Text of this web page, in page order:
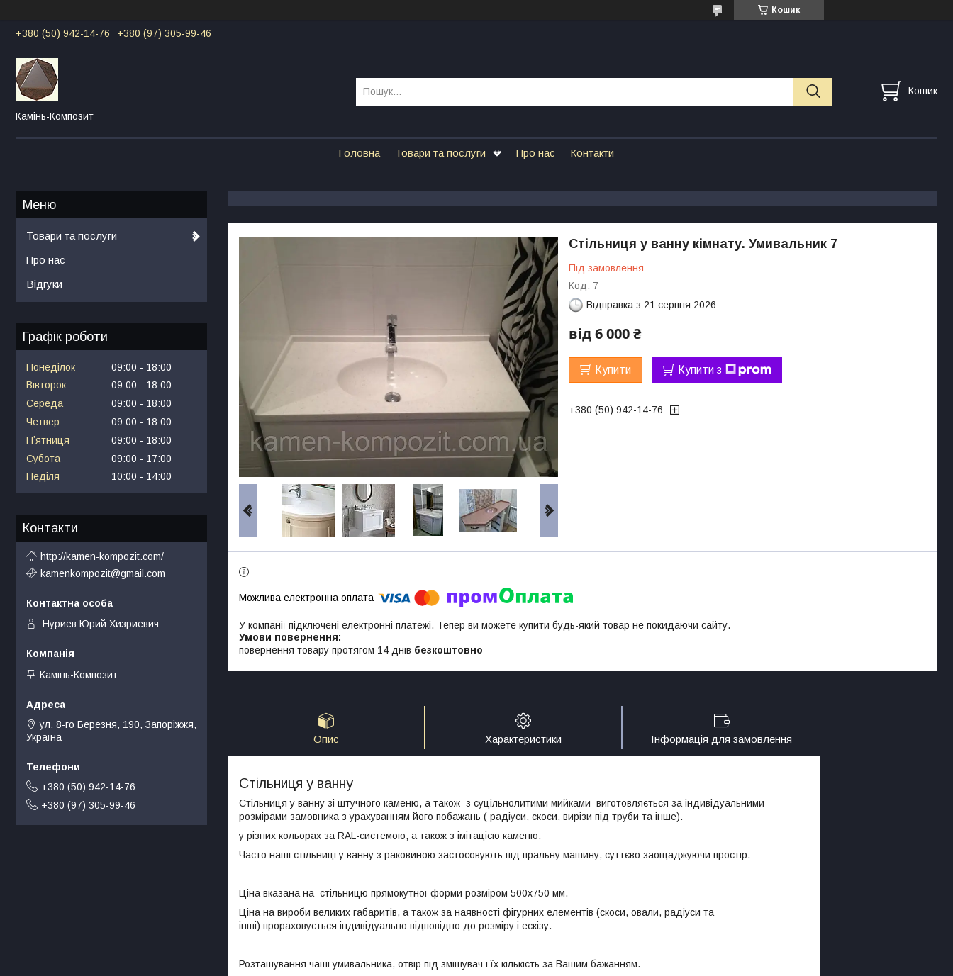
Кошик
+380 (50) 942-14-76 +380 (97) 305-99-46
Камінь-Композит
Кошик
Головна Товари та послуги Про нас Контакти
Стільниця у ванну кімнату. Умивальник 7
Під замовлення
Код: 7
Відправка з 21 серпня 2026
від6 000 ₴
Купити Купити з
+380 (50) 942-14-76
У компанії підключені електронні платежі. Тепер ви можете купити будь-який товар не покидаючи сайту.
повернення товару протягом 14 днів безкоштовно
Опис Характеристики Інформація для замовлення
Стільниця у ванну
Стільниця у ванну зі штучного каменю, а також з суцільнолитими мийками виготовляється за індивідуальними
розмірами замовника з урахуванням його побажань ( радіуси, скоси, вирізи під труби та інше).
у різних кольорах за RAL-системою, а також з імітацією каменю.
Часто наші стільниці у ванну з раковиною застосовують під пральну машину, суттєво заощаджуючи простір.
Ціна вказана на стільницю прямокутної форми розміром 500х750 мм.
Ціна на вироби великих габаритів, а також за наявності фігурних елементів (скоси, овали, радіуси та
інші) прораховується індивідуально відповідно до розміру і ескізу.
Розташування чаші умивальника, отвір під змішувач і їх кількість за Вашим бажанням.
Товари та послуги
Про нас
Відгуки
Графік роботи
Понеділок 09:00
18:00
Вівторок
09:00
18:00
Середа
09:00
18:00
Четвер
09:00
18:00
Пʼятниця
09:00
18:00
Субота
09:00
17:00
Неділя
10:00 14:00
Контакти
http://kamen-kompozit.com/
kamenkompozit@gmail.com
Нуриев Юрий Хизриевич
Камінь-Композит
ул. 8-го Березня, 190, Запоріжжя,
Україна
+380 (50) 942-14-76
+380 (97) 305-99-46